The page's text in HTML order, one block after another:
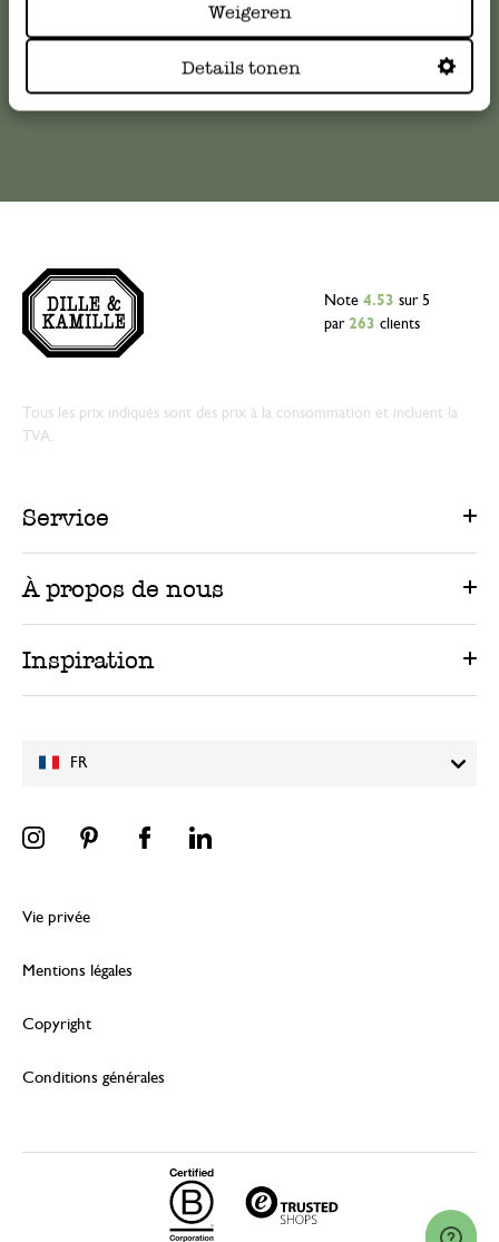
Weigeren
Details tonen
serviceclientele@dille-kamille.com
FR
Note 4.53 sur 5
par 263 clients
Tous les prix indiqués sont des prix à la consommation et incluent la
TVA.
Service
À propos de nous
Inspiration
Vie privée
Mentions légales
Copyright
Conditions générales